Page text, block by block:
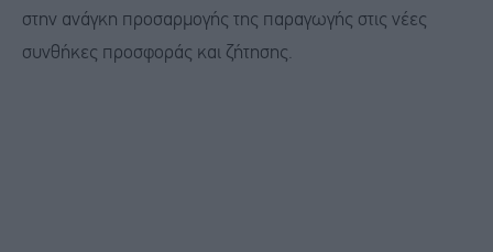
στην ανάγκη προσαρμογής της παραγωγής στις νέες
συνθήκες προσφοράς και ζήτησης.